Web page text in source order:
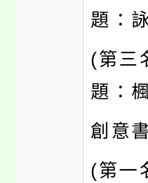
題：
(第三
題：
創意
(第一